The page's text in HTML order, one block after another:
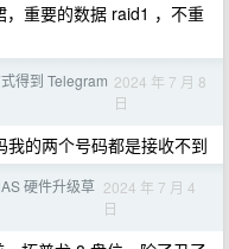
重要的数据 raid1 ，不重
得到 Telegram 2024 年 7 月 8
日
的两个号码都是接收不到
硬件升级草 2024 年 7 月 4
日